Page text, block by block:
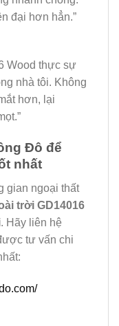
đại hơn hẳn.”
Wood thực sự
nhà tôi. Không
hơn, lại
Đô để
nhất
gian ngoại thất
trời GD14016
. Hãy liên hệ
tư vấn chi